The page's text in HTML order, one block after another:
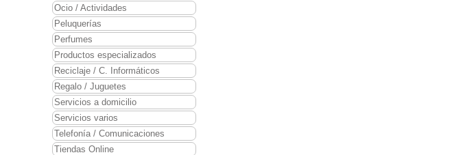
Ocio / Actividades
Peluquerías
Perfumes
Productos especializados
Reciclaje / C. Informáticos
Regalo / Juguetes
Servicios a domicilio
Servicios varios
Telefonía / Comunicaciones
Tiendas Online